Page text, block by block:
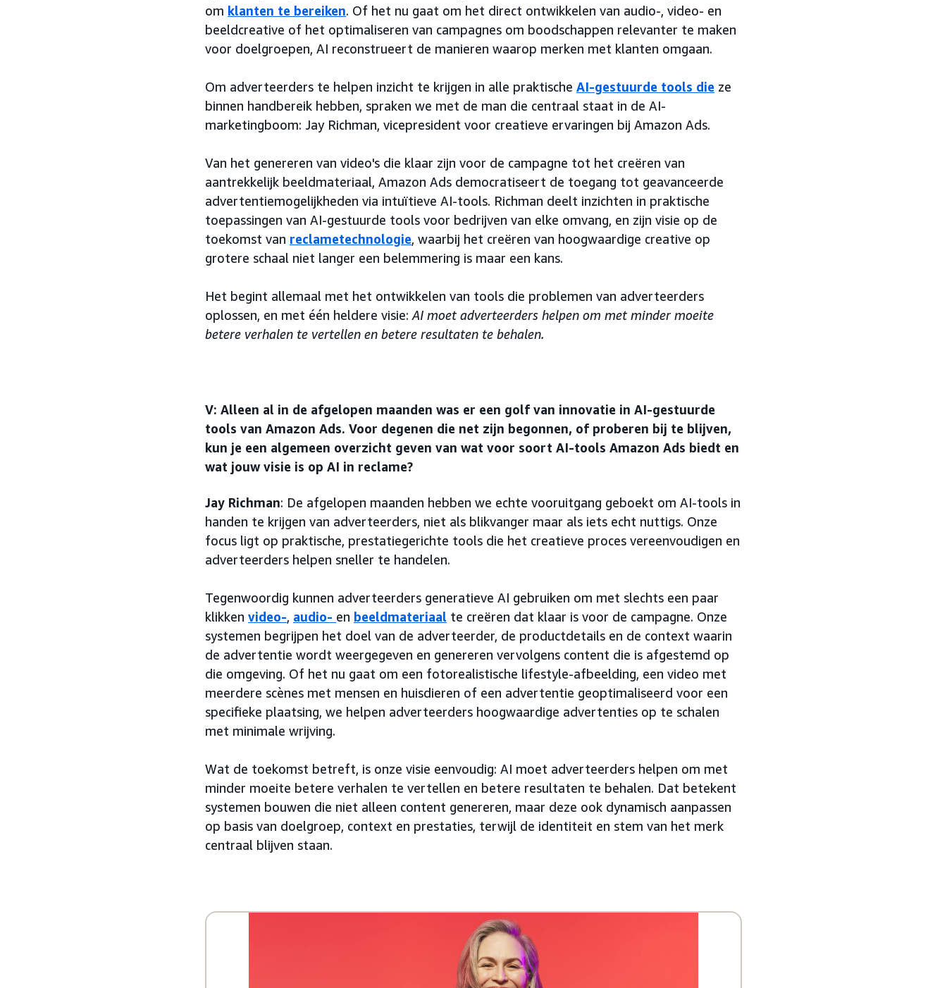
om klanten te bereiken. Of het nu gaat om het direct ontwikkelen van audio-, video- en
beeldcreative of het optimaliseren van campagnes om boodschappen relevanter te maken
voor doelgroepen, AI reconstrueert de manieren waarop merken met klanten omgaan.
Om adverteerders te helpen inzicht te krijgen in alle praktische AI-gestuurde tools die ze
binnen handbereik hebben, spraken we met de man die centraal staat in de AI-
marketingboom: Jay Richman, vicepresident voor creatieve ervaringen bij Amazon Ads.
Van het genereren van video's die klaar zijn voor de campagne tot het creëren van
aantrekkelijk beeldmateriaal, Amazon Ads democratiseert de toegang tot geavanceerde
advertentiemogelijkheden via intuïtieve AI-tools. Richman deelt inzichten in praktische
toepassingen van AI-gestuurde tools voor bedrijven van elke omvang, en zijn visie op de
toekomst van reclametechnologie, waarbij het creëren van hoogwaardige creative op
grotere schaal niet langer een belemmering is maar een kans.
Het begint allemaal met het ontwikkelen van tools die problemen van adverteerders
oplossen, en met één heldere visie: AI moet adverteerders helpen om met minder moeite
betere verhalen te vertellen en betere resultaten te behalen.
V: Alleen al in de afgelopen maanden was er een golf van innovatie in AI-gestuurde
tools van Amazon Ads. Voor degenen die net zijn begonnen, of proberen bij te blijven,
kun je een algemeen overzicht geven van wat voor soort AI-tools Amazon Ads biedt en
wat jouw visie is op AI in reclame?
Jay Richman: De afgelopen maanden hebben we echte vooruitgang geboekt om AI-tools in
handen te krijgen van adverteerders, niet als blikvanger maar als iets echt nuttigs. Onze
focus ligt op praktische, prestatiegerichte tools die het creatieve proces vereenvoudigen en
adverteerders helpen sneller te handelen.
Tegenwoordig kunnen adverteerders generatieve AI gebruiken om met slechts een paar
klikken video-, audio- en beeldmateriaal te creëren dat klaar is voor de campagne. Onze
systemen begrijpen het doel van de adverteerder, de productdetails en de context waarin
de advertentie wordt weergegeven en genereren vervolgens content die is afgestemd op
die omgeving. Of het nu gaat om een fotorealistische lifestyle-afbeelding, een video met
meerdere scènes met mensen en huisdieren of een advertentie geoptimaliseerd voor een
specifieke plaatsing, we helpen adverteerders hoogwaardige advertenties op te schalen
met minimale wrijving.
Wat de toekomst betreft, is onze visie eenvoudig: AI moet adverteerders helpen om met
minder moeite betere verhalen te vertellen en betere resultaten te behalen. Dat betekent
systemen bouwen die niet alleen content genereren, maar deze ook dynamisch aanpassen
op basis van doelgroep, context en prestaties, terwijl de identiteit en stem van het merk
centraal blijven staan.